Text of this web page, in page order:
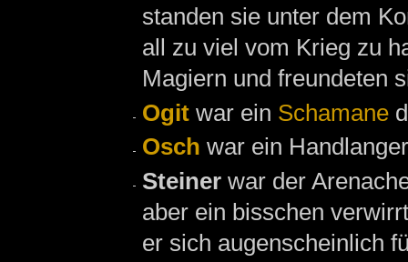
standen sie unter dem
all zu viel vom Krieg zu
Magiern und freundeten
Ogit war ein Schamane
Osch war ein
Steiner war der
aber ein bisschen
er sich augenscheinlich